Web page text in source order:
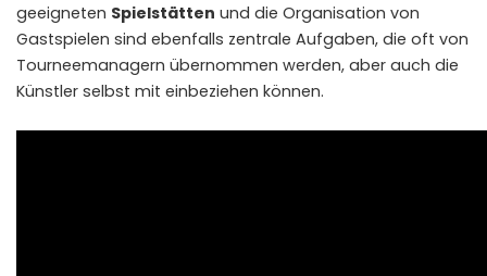
geeigneten Spielstätten und die Organisation von
Gastspielen sind ebenfalls zentrale Aufgaben, die oft von
Tourneemanagern übernommen werden, aber auch die
Künstler selbst mit einbeziehen können.